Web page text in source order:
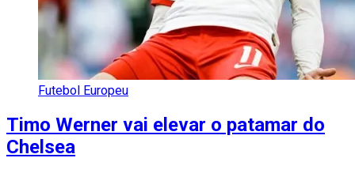
Futebol Europeu
Timo Werner vai elevar o patamar do
Chelsea